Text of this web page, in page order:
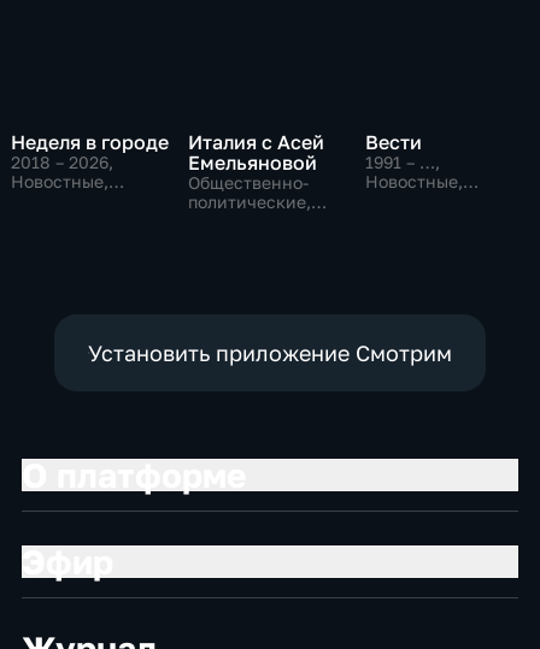
Неделя в городе
2018 – 2026,
Новостные,
Италия с Асей
Емельяновой
Общественно-
политические,
Вести
1991 – …,
Новостные,
Установить приложение Смотрим